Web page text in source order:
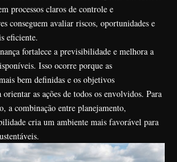
processos claros de controle e
conseguem avaliar riscos, oportunidades e
eficiente.
fortalece a previsibilidade e melhora a
Isso ocorre porque as
bem definidas e os objetivos
orientar as ações de todos os envolvidos. Para
a combinação entre planejamento,
cria um ambiente mais favorável para